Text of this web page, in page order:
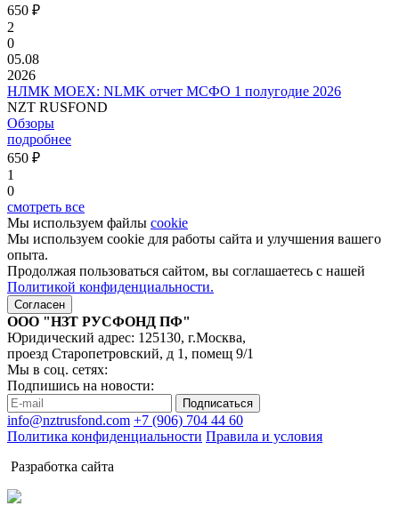
650 ₽
2
0
05.08
2026
НЛМК MOEX: NLMK отчет МСФО 1 полугодие 2026
NZT RUSFOND
Обзоры
подробнее
650 ₽
1
0
смотреть все
Мы используем файлы cookie
Мы используем cookie для работы сайта и улучшения вашего
опыта.
Продолжая пользоваться сайтом, вы соглашаетесь с нашей
Политикой конфиденциальности.
Согласен
ООО "НЗТ РУСФОНД ПФ"
Юридический адрес: 125130, г.Москва,
проезд Старопетровский, д 1, помещ 9/1
Мы в соц. сетях:
Подпишись на новости:
Подписаться
info@nztrusfond.com +7 (906) 704 44 60
Политика конфиденциальности Правила и условия
Разработка сайта